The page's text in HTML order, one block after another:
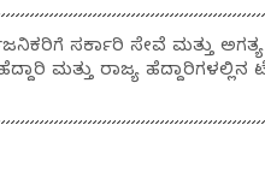
ಸರ್ಕಾರಿ ಸೇವೆ ಮತ್ತು
ಮತ್ತು ರಾಜ್ಯ